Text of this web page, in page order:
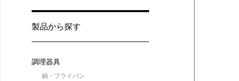
製品から探す
調理器具
鍋・フライパン